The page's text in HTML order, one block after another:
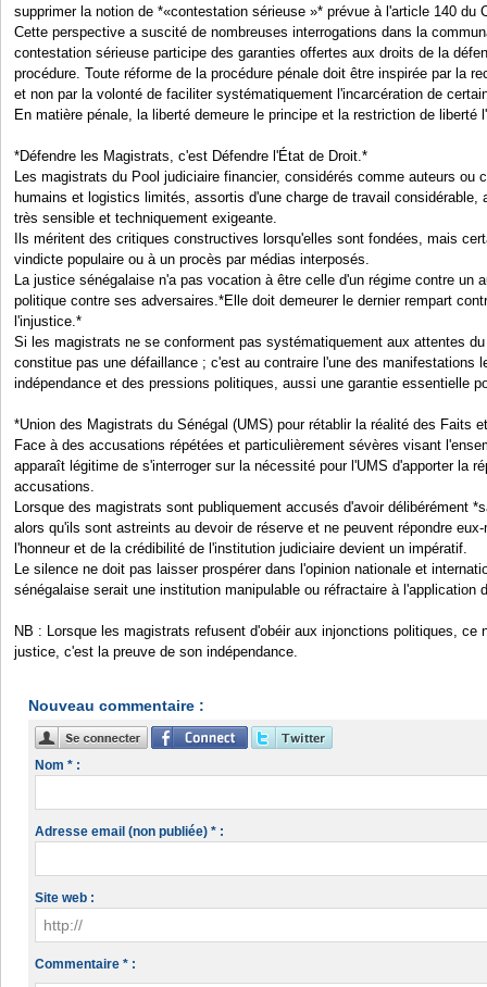
supprimer la notion de *«contestation sérieuse »* prévue à l'article 140 du
Cette perspective a suscité de nombreuses interrogations dans la
contestation sérieuse participe des garanties offertes aux droits de la
procédure. Toute réforme de la procédure pénale doit être inspirée par la
et non par la volonté de faciliter systématiquement l'incarcération de
En matière pénale, la liberté demeure le principe et la restriction de liberté
*Défendre les Magistrats, c'est Défendre l'État de Droit.*
Les magistrats du Pool judiciaire financier, considérés comme auteurs ou
humains et logistics limités, assortis d'une charge de travail considérable,
très sensible et techniquement exigeante.
Ils méritent des critiques constructives lorsqu'elles sont fondées, mais
vindicte populaire ou à un procès par médias interposés.
La justice sénégalaise n'a pas vocation à être celle d'un régime contre un
politique contre ses adversaires.*Elle doit demeurer le dernier rempart
l'injustice.*
Si les magistrats ne se conforment pas systématiquement aux attentes
constitue pas une défaillance ; c'est au contraire l'une des manifestations
indépendance et des pressions politiques, aussi une garantie essentielle
*Union des Magistrats du Sénégal (UMS) pour rétablir la réalité des Faits
Face à des accusations répétées et particulièrement sévères visant
apparaît légitime de s'interroger sur la nécessité pour l'UMS d'apporter la
accusations.
Lorsque des magistrats sont publiquement accusés d'avoir délibérément
alors qu'ils sont astreints au devoir de réserve et ne peuvent répondre
l'honneur et de la crédibilité de l'institution judiciaire devient un impératif.
Le silence ne doit pas laisser prospérer dans l'opinion nationale et
sénégalaise serait une institution manipulable ou réfractaire à l'application
NB : Lorsque les magistrats refusent d'obéir aux injonctions politiques, ce
justice, c'est la preuve de son indépendance.
Nouveau commentaire :
Nom * :
Adresse email (non publiée) * :
Site web :
Commentaire * :